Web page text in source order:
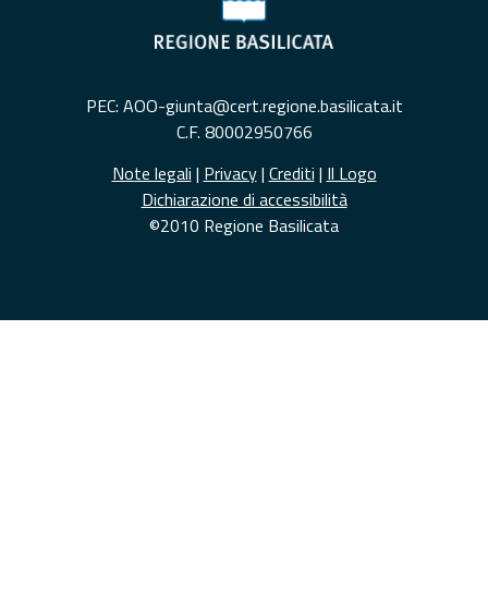
PEC: AOO-giunta@cert.regione.basilicata.it
C.F. 80002950766
Note legali | Privacy| Crediti | Il Logo
Dichiarazione di accessibilità
©2010 Regione Basilicata